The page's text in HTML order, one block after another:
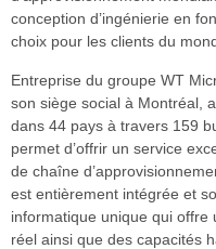
conception d’ingénierie en
choix pour les clients du
Entreprise du groupe WT
son siège social à Montréal,
dans 44 pays à travers 159
permet d’offrir un service
de chaîne
est entièrement intégrée et
informatique unique qui offre
réel ainsi que des capacités